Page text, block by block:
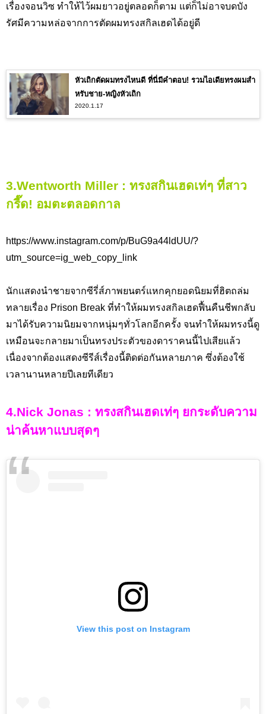
เรื่องจอนวิซ ทำให้ไว้ผมยาวอยู่ตลอดก็ตาม แต่ก็ไม่อาจบดบัง
รัศมีความหล่อจากการตัดผมทรงสกิลเฮดได้อยู่ดี
หัวเถิกตัดผมทรงไหนดี ที่นี่มีคำตอบ! รวมไอเดียทรงผมสำ
หรับชาย‐หญิงหัวเถิก
2020.1.17
3.Wentworth Miller : ทรงสกินเฮดเท่ๆ ที่สาว
กรี๊ด! อมตะตลอดกาล
https://www.instagram.com/p/BuG9a44ldUU/?
utm_source=ig_web_copy_link
นักแสดงนำชายจากซีรี่ส์ภาพยนตร์แหกคุกยอดนิยมที่ฮิตถล่ม
ทลายเรื่อง Prison Break ที่ทำให้ผมทรงสกิลเฮดฟื้นคืนชีพกลับ
มาได้รับความนิยมจากหนุ่มๆทั่วโลกอีกครั้ง จนทำให้ผมทรงนี้ดู
เหมือนจะกลายมาเป็นทรงประตัวของดาราคนนี้ไปเสียแล้ว
เนื่องจากต้องแสดงซีรีส์เรื่องนี้ติดต่อกันหลายภาค ซึ่งต้องใช้
เวลานานหลายปีเลยทีเดียว
4.Nick Jonas : ทรงสกินเฮดเท่ๆ ยกระดับความ
น่าค้นหาแบบสุดๆ
View this post on Instagram